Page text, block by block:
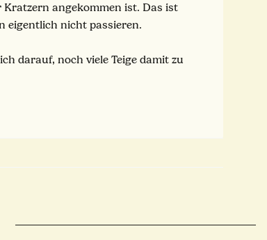
Kratzern angekommen ist. Das ist
eigentlich nicht passieren.
darauf, noch viele Teige damit zu